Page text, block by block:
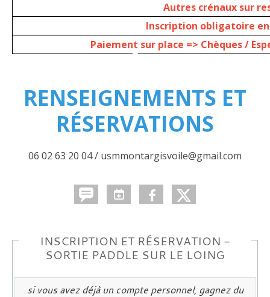
Autres crénaux sur
Inscription obligatoire en
Paiement sur place => Chèques /
RENSEIGNEMENTS ET
RÉSERVATIONS
06 02 63 20 04 / usmmontargisvoile@gmail.com
INSCRIPTION ET RÉSERVATION -
SORTIE PADDLE SUR LE LOING
si vous avez déjà un compte personnel, gagnez du